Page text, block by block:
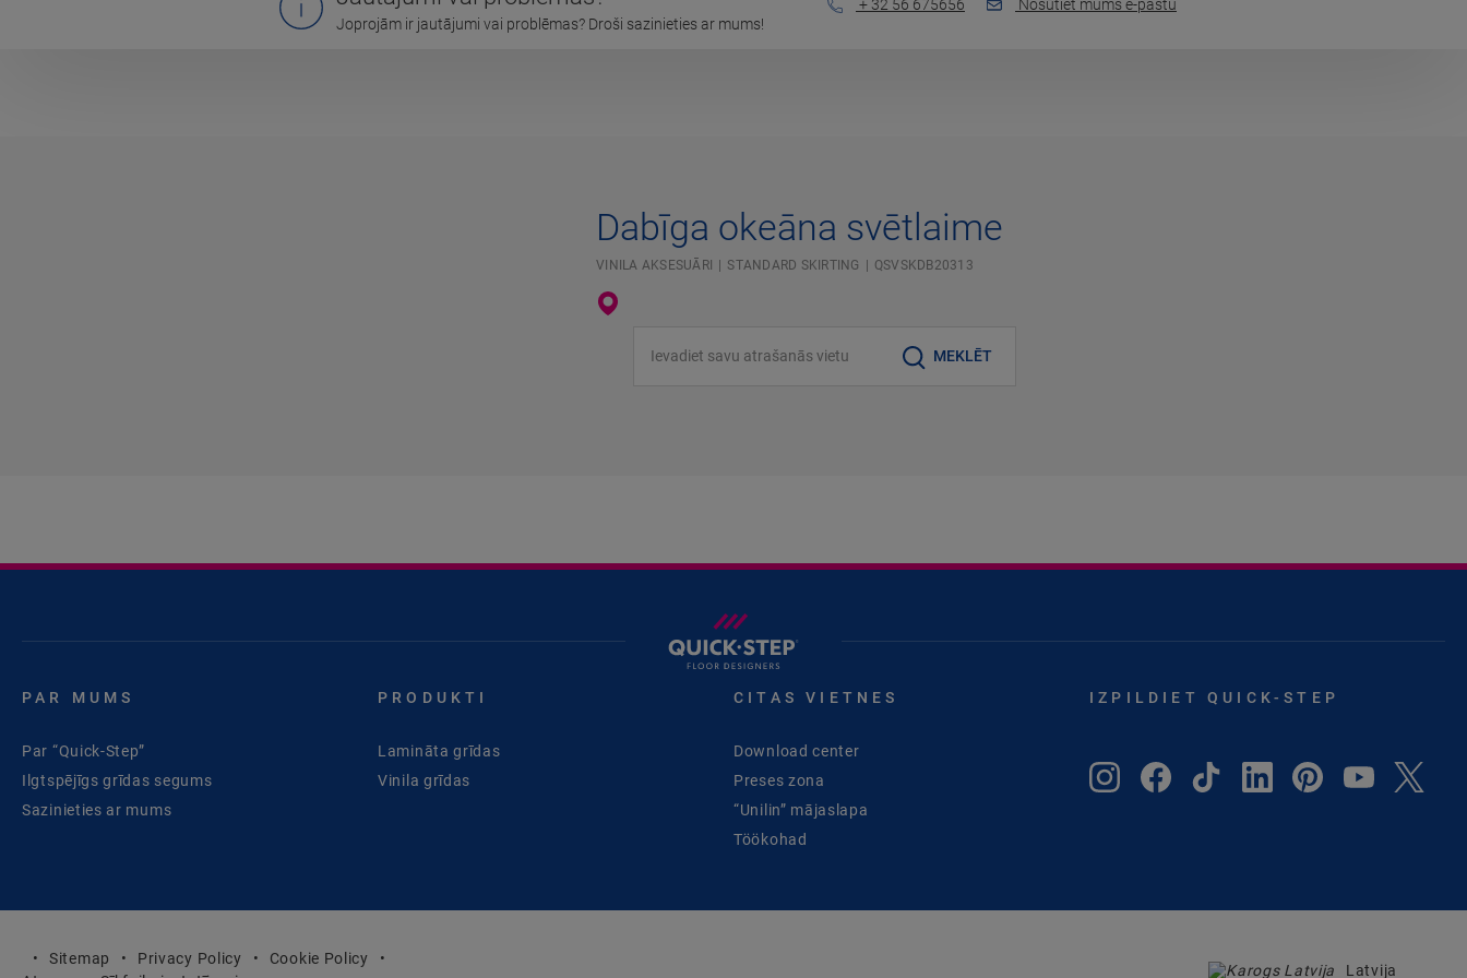
Joprojām ir jautājumi vai problēmas? Droši sazinieties ar mums!
+ 32 56 675656 Nosūtiet mums e-pastu
Dabīga okeāna svētlaime
VINILA AKSESUĀRI STANDARD SKIRTING QSVSKDB20313
MEKLĒT
PAR MUMS
Par “Quick-Step”
Ilgtspējīgs grīdas segums
Sazinieties ar mums
PRODUKTI
Lamināta grīdas
Vinila grīdas
CITAS VIETNES
Download center
Preses zona
“Unilin” mājaslapa
Töökohad
IZPILDIET QUICK-STEP
Sitemap Privacy Policy
Cookie Policy
Latvija